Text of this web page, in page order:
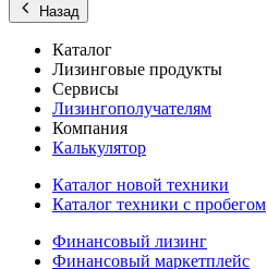
Назад
Каталог
Лизинговые продукты
Сервисы
Лизингополучателям
Компания
Калькулятор
Каталог новой техники
Каталог техники с пробегом
Финансовый лизинг
Финансовый маркетплейс